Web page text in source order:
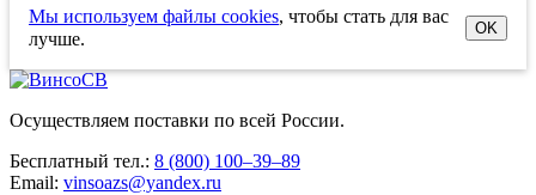
Мы используем файлы cookies, чтобы стать для вас
лучше.
OK
Осуществляем поставки по всей России.
Бесплатный тел.: 8 (800) 100–39–89
Email: vinsoazs@yandex.ru